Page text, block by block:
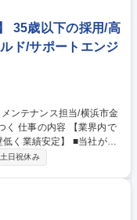
された安全な材料を活用
向上と製造コスト削減を両
35歳以下の採用/高
ド/サポートエンジ
内で
く業績安定】 ■当社が販
)を扱う顧客先へ訪問し保
育】メンテナンス業務が
寧に指導いたします。高
土日祝休み